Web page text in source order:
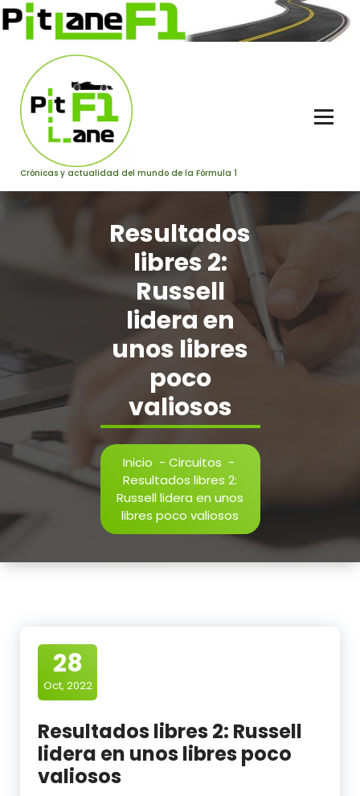
Saltar
al
contenido
Crónicas y actualidad del mundo de la Fórmula 1
Resultados
libres 2:
Russell
lidera en
unos libres
poco
valiosos
Inicio - Circuitos -
Resultados libres 2:
Russell lidera en unos
libres poco valiosos
28
Oct, 2022
Resultados libres 2: Russell
lidera en unos libres poco
valiosos